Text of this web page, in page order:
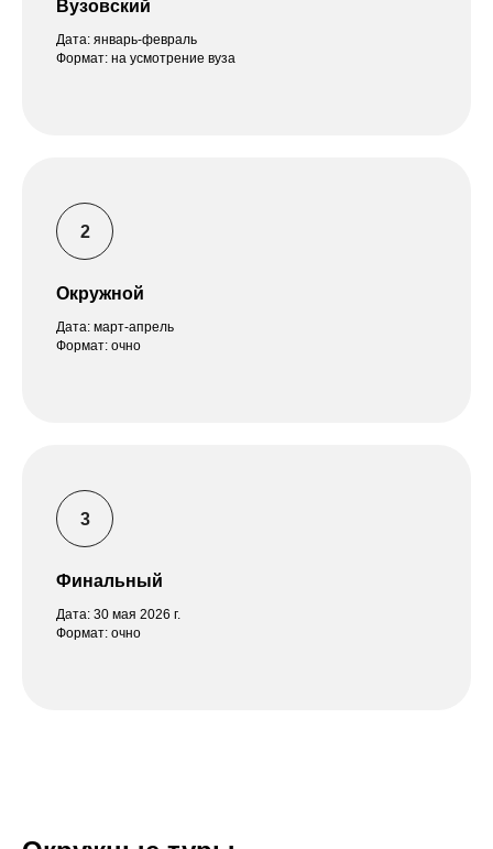
Вузовский
Дата: январь-февраль
Формат: на усмотрение вуза
Окружной
Дата: март-апрель
Формат: очно
Финальный
Дата: 30 мая 2026 г.
Формат: очно